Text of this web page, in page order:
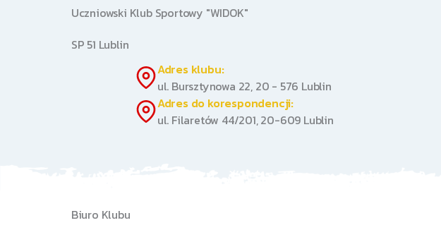
Uczniowski Klub Sportowy "WIDOK"
SP 51 Lublin
Adres klubu:
ul. Bursztynowa 22, 20 - 576 Lublin
Adres do korespondencji:
ul. Filaretów 44/201, 20-609 Lublin
Biuro Klubu